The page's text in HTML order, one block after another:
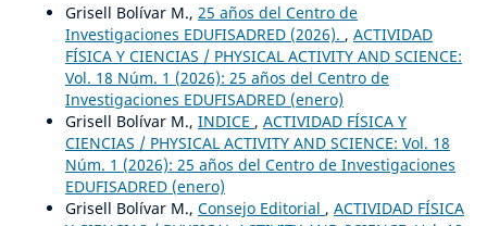
Grisell Bolívar M., 25 años del Centro de
Investigaciones EDUFISADRED (2026). , ACTIVIDAD
FÍSICA Y CIENCIAS / PHYSICAL ACTIVITY AND SCIENCE:
Vol. 18 Núm. 1 (2026): 25 años del Centro de
Investigaciones EDUFISADRED (enero)
Grisell Bolívar M., INDICE , ACTIVIDAD FÍSICA Y
CIENCIAS / PHYSICAL ACTIVITY AND SCIENCE: Vol. 18
Núm. 1 (2026): 25 años del Centro de Investigaciones
EDUFISADRED (enero)
Grisell Bolívar M., Consejo Editorial , ACTIVIDAD FÍSICA